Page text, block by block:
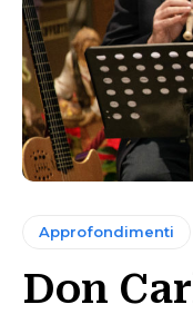
Approfondimenti
Don